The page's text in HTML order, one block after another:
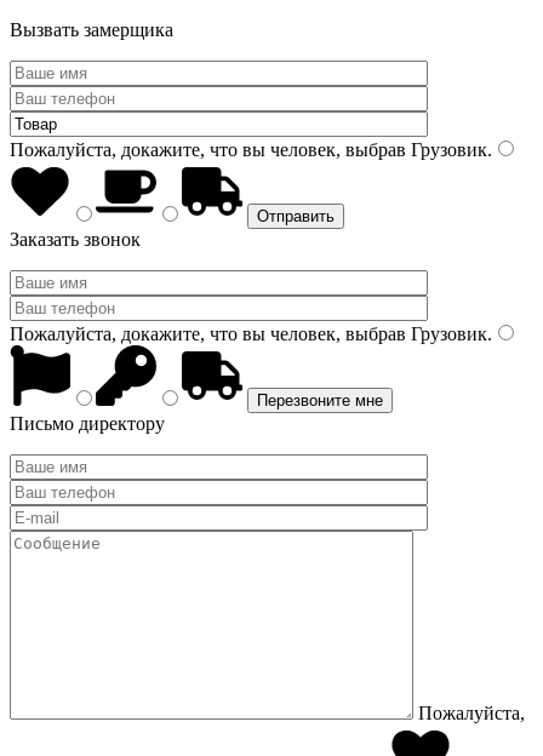
Вызвать замерщика
Пожалуйста, докажите, что вы человек, выбрав Грузовик.
Заказать звонок
Пожалуйста, докажите, что вы человек, выбрав Грузовик.
Письмо директору
Пожалуйста,